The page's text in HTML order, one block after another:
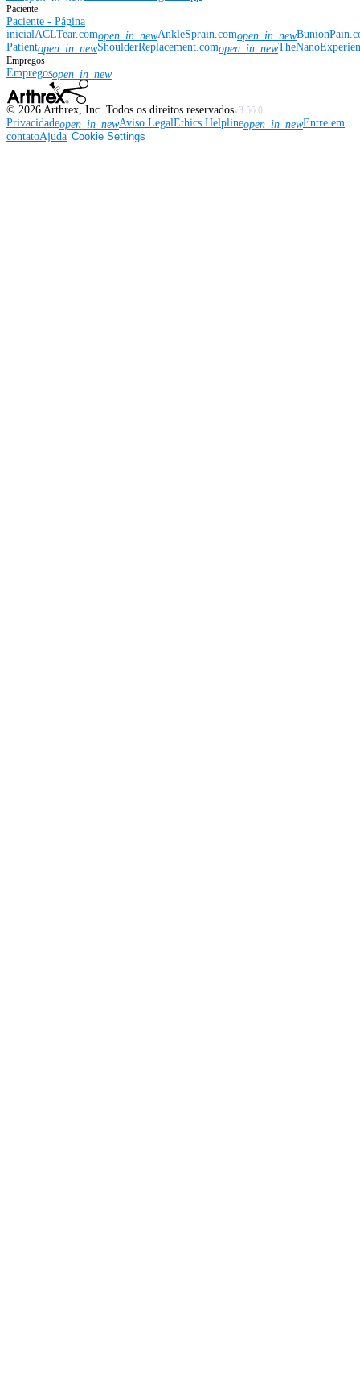
Paciente
Paciente - Página
inicialACLTear.comopen_in_newAnkleSprain.comopen_in_new
Patientopen_in_newShoulderReplacement.comopen_in_new
Empregos
Empregosopen_in_new
© 2026 Arthrex, Inc. Todos os direitos reservadosv3.56.0
Privacidadeopen_in_newAviso LegalEthics Helplineopen_in_newEntre em
contatoAjuda Cookie Settings